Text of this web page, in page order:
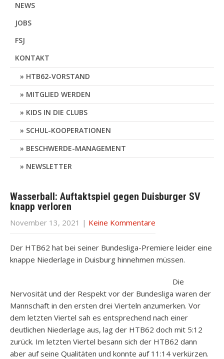
NEWS
JOBS
FSJ
KONTAKT
HTB62-VORSTAND
MITGLIED WERDEN
KIDS IN DIE CLUBS
SCHUL-KOOPERATIONEN
BESCHWERDE-MANAGEMENT
NEWSLETTER
Wasserball: Auftaktspiel gegen Duisburger SV
knapp verloren
November 13, 2021 | Keine Kommentare
Der HTB62 hat bei seiner Bundesliga-Premiere leider eine
knappe Niederlage in Duisburg hinnehmen müssen.
Die
Nervosität und der Respekt vor der Bundesliga waren der
Mannschaft in den ersten drei Vierteln anzumerken. Vor
dem letzten Viertel sah es entsprechend nach einer
deutlichen Niederlage aus, lag der HTB62 doch mit 5:12
zurück. Im letzten Viertel besann sich der HTB62 dann
aber auf seine Qualitäten und konnte auf 11:14 verkürzen.